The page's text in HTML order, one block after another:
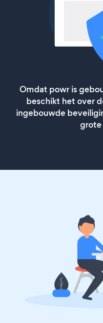
Omdat powr is
beschikt het over
ingebouwde
grote